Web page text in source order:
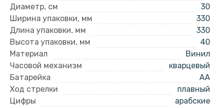
Диаметр, см
30
Ширина упаковки, мм
330
Длина упаковки, мм
330
Высота упаковки, мм
40
Материал
Винил
Часовой механизм
кварцевый
Батарейка
AA
Ход стрелки
плавный
Цифры
арабские